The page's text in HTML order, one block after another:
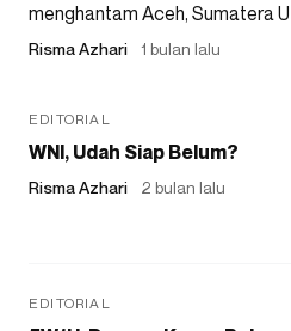
menghantam Aceh, Sumatera
Risma Azhari 1 bulan lalu
EDITORIAL
WNI, Udah Siap Belum?
Risma Azhari 2 bulan lalu
EDITORIAL